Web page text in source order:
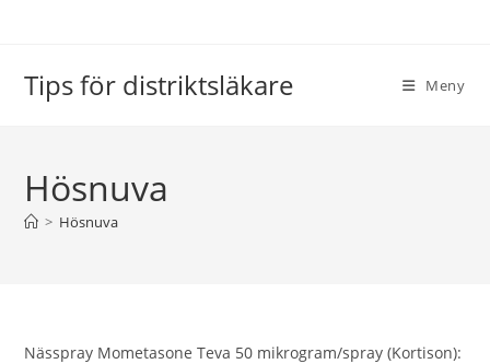
Tips för distriktsläkare Meny
Hösnuva
> Hösnuva
Nässpray Mometasone Teva 50 mikrogram/spray (Kortison):